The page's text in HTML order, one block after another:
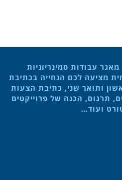
עבודות סמינריוניות
מציעה לכם הנחייה בכתיבת
ותואר שני, כתיבת הצעות
תרגום, הכנה של פרוייקטים
ועוד…